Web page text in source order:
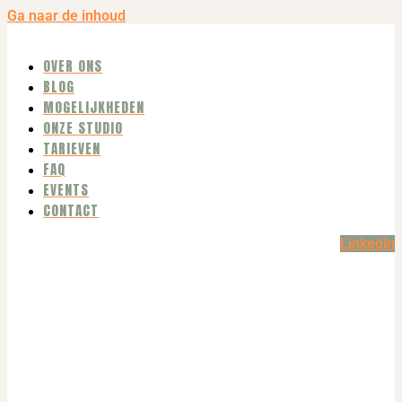
Ga naar de inhoud
OVER ONS
BLOG
MOGELIJKHEDEN
ONZE STUDIO
TARIEVEN
FAQ
EVENTS
CONTACT
Linkedin